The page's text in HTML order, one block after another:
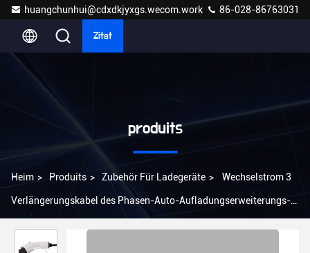
huangchunhui@cdxdkjyxgs.wecom.work 86-028-86763031
Zitat
produits
Heim > Produits > Zubehör Für Ladegeräte > Wechselstrom 3
Verlängerungskabel des Phasen-Auto-Aufladungserweiterungs-